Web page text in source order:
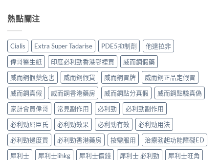
作
嗎？〉
中
不
福
的
終
點〉
中
用
析：
常
見
反
應、
發
生
率〉
中
他
非）
起
效
與
藥
效
持
續
完
整
指
南：
30
分
勁
吃
顆
夠
嗎？
30mg
vs
60mg
劑
量
選
擇
與
安
全
性
熱點關注
Cialis Extra Super Tadarise PDE5抑制劑
他達拉非
偉哥醫生紙
印度必利勁香港哪裡買
威而鋼假藥
威而鋼假藥危害
威而鋼假貨 威而鋼冒牌
威而鋼正品定假冒
威而鋼真假
威而鋼香港藥房 威而鋼點分真假
威而鋼點驗真偽
家計會買偉哥
常見副作用 必利勁
必利勁副作用
必利勁屈臣氏
必利勁效果 必利勁有效
必利勁用法
必利勁邊度買
必利勁香港藥房 按需服用
治療勃起功能障礙ED
犀利士
犀利士lihkg 犀利士價錢 犀利士 必利勁
犀利士旺角